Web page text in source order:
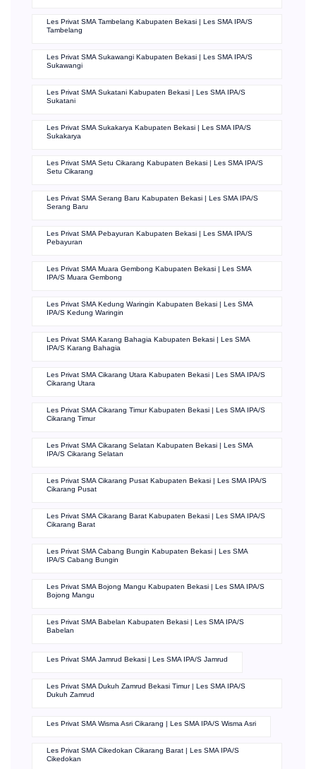
Les Privat SMA Tambelang Kabupaten Bekasi | Les SMA IPA/S
Tambelang
Les Privat SMA Sukawangi Kabupaten Bekasi | Les SMA IPA/S
Sukawangi
Les Privat SMA Sukatani Kabupaten Bekasi | Les SMA IPA/S
Sukatani
Les Privat SMA Sukakarya Kabupaten Bekasi | Les SMA IPA/S
Sukakarya
Les Privat SMA Setu Cikarang Kabupaten Bekasi | Les SMA IPA/S
Setu Cikarang
Les Privat SMA Serang Baru Kabupaten Bekasi | Les SMA IPA/S
Serang Baru
Les Privat SMA Pebayuran Kabupaten Bekasi | Les SMA IPA/S
Pebayuran
Les Privat SMA Muara Gembong Kabupaten Bekasi | Les SMA
IPA/S Muara Gembong
Les Privat SMA Kedung Waringin Kabupaten Bekasi | Les SMA
IPA/S Kedung Waringin
Les Privat SMA Karang Bahagia Kabupaten Bekasi | Les SMA
IPA/S Karang Bahagia
Les Privat SMA Cikarang Utara Kabupaten Bekasi | Les SMA IPA/S
Cikarang Utara
Les Privat SMA Cikarang Timur Kabupaten Bekasi | Les SMA IPA/S
Cikarang Timur
Les Privat SMA Cikarang Selatan Kabupaten Bekasi | Les SMA
IPA/S Cikarang Selatan
Les Privat SMA Cikarang Pusat Kabupaten Bekasi | Les SMA IPA/S
Cikarang Pusat
Les Privat SMA Cikarang Barat Kabupaten Bekasi | Les SMA IPA/S
Cikarang Barat
Les Privat SMA Cabang Bungin Kabupaten Bekasi | Les SMA
IPA/S Cabang Bungin
Les Privat SMA Bojong Mangu Kabupaten Bekasi | Les SMA IPA/S
Bojong Mangu
Les Privat SMA Babelan Kabupaten Bekasi | Les SMA IPA/S
Babelan
Les Privat SMA Jamrud Bekasi | Les SMA IPA/S Jamrud
Les Privat SMA Dukuh Zamrud Bekasi Timur | Les SMA IPA/S
Dukuh Zamrud
Les Privat SMA Wisma Asri Cikarang | Les SMA IPA/S Wisma Asri
Les Privat SMA Cikedokan Cikarang Barat | Les SMA IPA/S
Cikedokan